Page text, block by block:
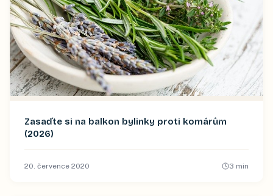
Zasaďte si na balkon bylinky proti komárům
(2026)
20. července 2020 3 min